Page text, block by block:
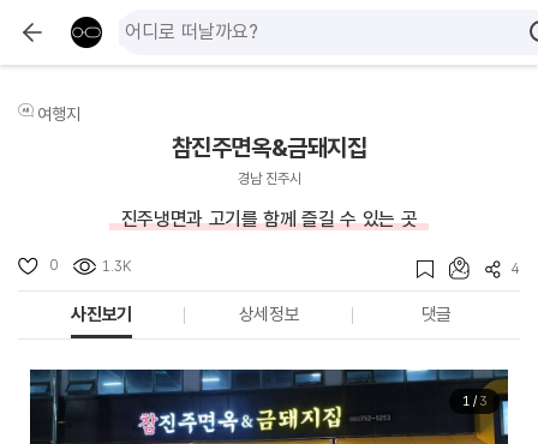
여행지
참진주면옥&금돼지집
경남 진주시
진주냉면과 고기를 함께 즐길 수 있는 곳
0 1.3K 4
사진보기 상세정보 댓글
1/ 3